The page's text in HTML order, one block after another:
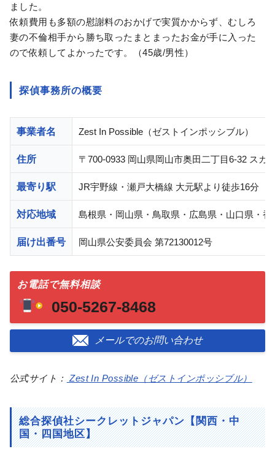
ました。
依頼費用も多額の慰謝料のおかげで実質かからず、むしろ
妻の不倫相手から勝ち取ったまとまったお金が手に入った
ので依頼してよかったです。（45歳/男性）
探偵事務所の概要
事業者名 Zest In Possible（ゼストインポッシブル）
住所 〒700-0933 岡山県岡山市奥田二丁目6-32 スカ
最寄り駅 JR宇野線・瀬戸大橋線 大元駅より徒歩16分
対応地域 島根県・岡山県・鳥取県・広島県・山口県・
届け出番号 岡山県公安委員会 第72130012号
お電話で無料相談
050-5267-8468
メールでのお問い合わせ
公式サイト： Zest In Possible（ゼストインポッシブル）
総合探偵社シークレットジャパン【関西・中
国・四国地区】